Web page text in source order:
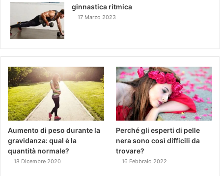
ginnastica ritmica
17 Marzo 2023
Aumento di peso durante la
gravidanza: qual è la
quantità normale?
18 Dicembre 2020
Perché gli esperti di pelle
nera sono così difficili da
trovare?
16 Febbraio 2022